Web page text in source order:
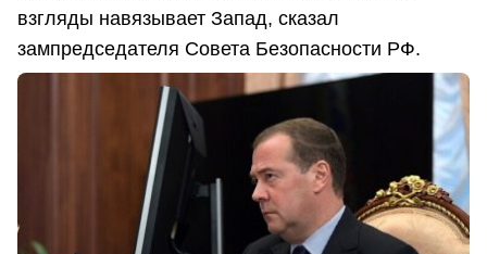
взгляды навязывает Запад, сказал
зампредседателя Совета Безопасности РФ.